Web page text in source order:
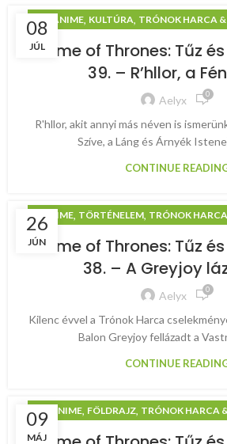
08
JÚL
ANIME, KULTÚRA, TRÓNOK HARCA
Game of Thrones: Tűz
39. – R’hllor, a
Aelyx 0
R'hllor, akit annyi más néven is
Szíve, a Láng és Árnyék
CONTINUE
26
JÚN
ANIME, TÖRTÉNELEM, TRÓNOK
Game of Thrones: Tűz
38. – A Greyjoy
Aelyx 0
Kilenc évvel a Trónok Harca
Balon Greyjoy fellázadt a
CONTINUE
09
MÁJ
ANIME, FÖLDRAJZ, TRÓNOK HARCA